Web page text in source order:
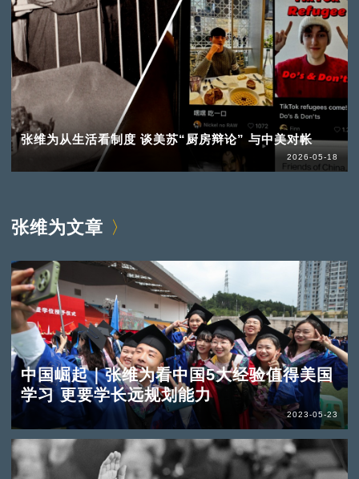
张维为从生活看制度 谈美苏“厨房辩论” 与中美对帐
2026-05-18
张维为文章
中国崛起｜张维为看中国5大经验值得美国
学习 更要学长远规划能力
2023-05-23